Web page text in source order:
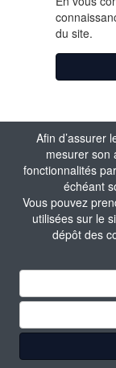
Afin d’assurer
mesurer son
fonctionnalités
échéant
Vous pouvez
utilisées sur le
dépôt des
du site.